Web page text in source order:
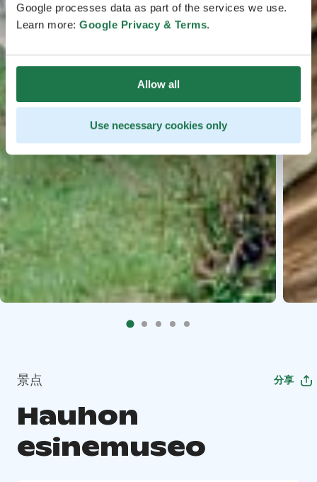
Google processes data as part of the services we use.
Learn more: Google Privacy & Terms.
Allow all
Use necessary cookies only
景点 分享
Hauhon
esinemuseo